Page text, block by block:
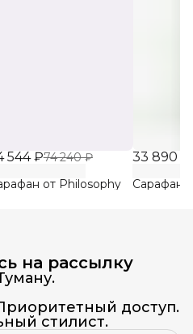
544 ₽74 240 ₽
от Philosophy
33 890 ₽
Сарафан
на рассылку
доступ.
стилист.